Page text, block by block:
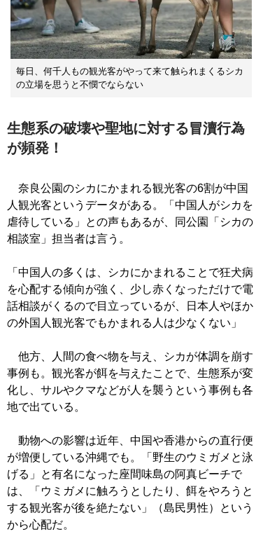
毎日、何千人もの観光客がやって来て触られまくるシカ
の立場を思うと不憫でならない
生態系の破壊や聖地に対する冒瀆行為
が頻発！
奈良公園のシカにかまれる観光客の6割が中国
人観光客というデータがある。「中国人がシカを
虐待している」との声もあるが、同公園「シカの
相談室」担当者は言う。
「中国人の多くは、シカにかまれることで狂犬病
を心配する傾向が強く、少し赤くなっただけで電
話相談がくるので目立っているが、日本人やほか
の外国人観光客でもかまれる人は少なくない」
他方、人間の食べ物を与え、シカが体調を崩す
事例も。観光客が餌を与えたことで、生態系が変
化し、サルやクマなどが人を襲うという事例も各
地で出ている。
動物への影響は近年、中国や香港からの直行便
が増便している沖縄でも。「野生のウミガメと泳
げる」と有名になった座間味島の阿真ビーチで
は、「ウミガメに触ろうとしたり、餌をやろうと
する観光客が後を絶たない」（島民男性）という
から心配だ。